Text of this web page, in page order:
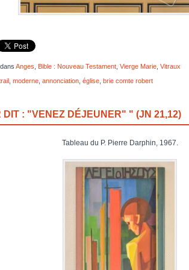
Anges Bible : Nouveau Testament, Vierge Marie, Vitraux
, moderne, annonciation, église, brie comte robert
: "VENEZ DÉJEUNER" " (JN 21,12)
Tableau du P. Pierre Darphin, 1967.